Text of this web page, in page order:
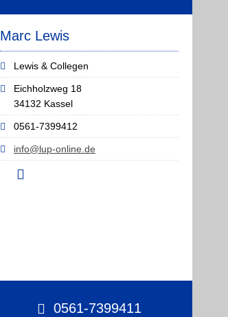
Marc Lewis
Lewis & Collegen
Eichholzweg 18
34132 Kassel
0561-7399412
info@lup-online.de
0561-7399411